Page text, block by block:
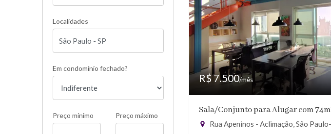
Localidades
Em condomínio fechado?
Preço mínimo Preço máximo
R$ 7.500/mês
Sala/Conjunto para Alugar com
Rua Apeninos - Aclimação, São